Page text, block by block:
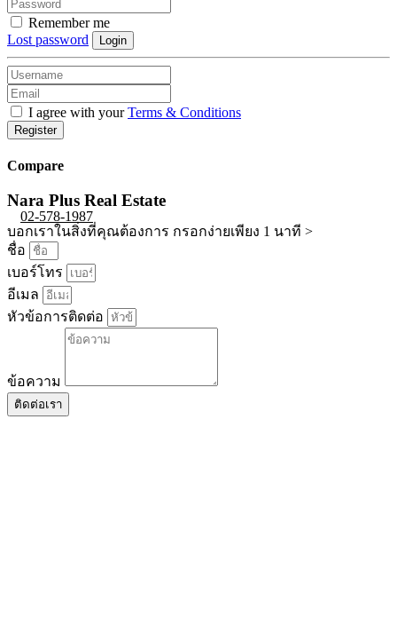
Remember me
Lost password
Login
I agree with yourTerms & Conditions
Register
Compare
Nara Plus Real Estate
02-578-1987
บอกเราในสิ่งที่คุณต้องการ กรอกง่ายเพียง 1 นาที >
ชื่อ
เบอร์โทร
อีเมล
หัวข้อการติดต่อ
ข้อความ
ติดต่อเรา